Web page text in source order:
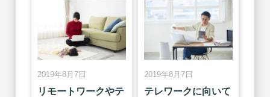
2019年8月7日
リモートワークやテ
2019年8月7日
テレワークに向いて